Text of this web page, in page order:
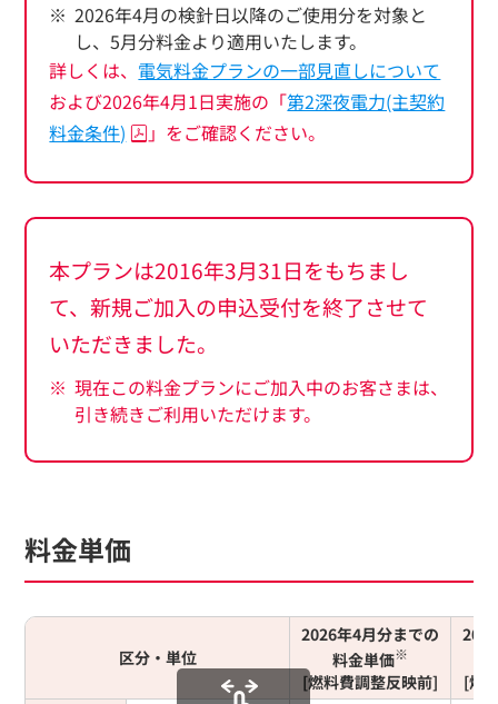
2026年4月の検針日以降のご使用分を対象と
し、5月分料金より適用いたします。
詳しくは、 電気料金プランの一部見直しについて
および2026年4月1日実施の「第2深夜電力(主契約
料金条件)
」をご確認ください。
本プランは2016年3月31日をもちまし
て、新規ご加入の申込受付を終了させて
いただきました。
現在この料金プランにご加入中のお客さまは、
引き続きご利用いただけます。
料金単価
区分・単位
2026年4月分までの
料金単価※
[燃料費調整反映前]
[燃